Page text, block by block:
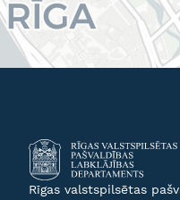
Rīgas valstspilsētas